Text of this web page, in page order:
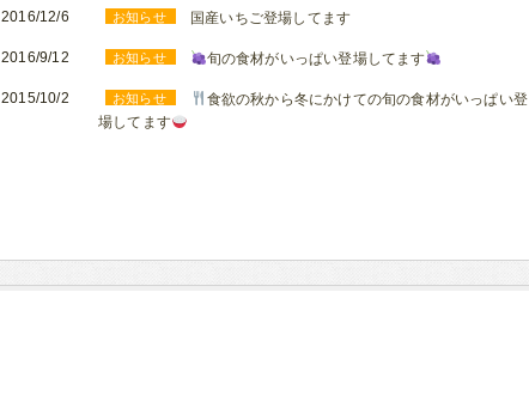
2016/12/6 お知らせ 国産いちご登場してます
2016/9/12 お知らせ 旬の食材がいっぱい登場してます
2015/10/2 お知らせ
食欲の秋から冬にかけての旬の食材がいっぱい登
場してます